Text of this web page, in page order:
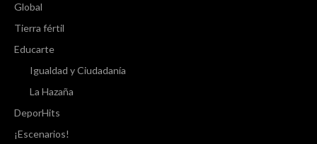
Global
Tierra fértil
Educarte
Igualdad y Ciudadanía
La Hazaña
DeporHits
¡Escenarios!